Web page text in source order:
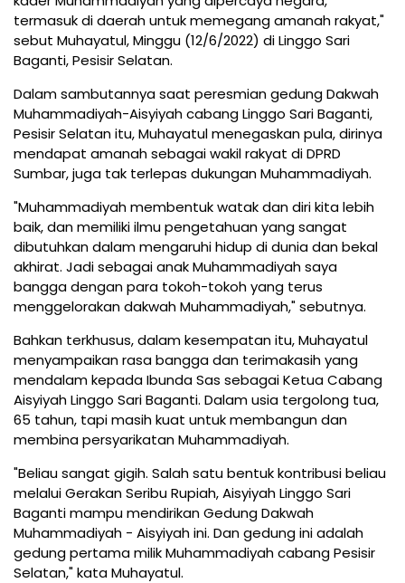
termasuk di daerah untuk memegang amanah rakyat,"
sebut Muhayatul, Minggu (12/6/2022) di Linggo Sari
Baganti, Pesisir Selatan.
Dalam sambutannya saat peresmian gedung Dakwah
Muhammadiyah-Aisyiyah cabang Linggo Sari Baganti,
Pesisir Selatan itu, Muhayatul menegaskan pula, dirinya
mendapat amanah sebagai wakil rakyat di DPRD
Sumbar, juga tak terlepas dukungan Muhammadiyah.
"Muhammadiyah membentuk watak dan diri kita lebih
baik, dan memiliki ilmu pengetahuan yang sangat
dibutuhkan dalam mengaruhi hidup di dunia dan bekal
akhirat. Jadi sebagai anak Muhammadiyah saya
bangga dengan para tokoh-tokoh yang terus
menggelorakan dakwah Muhammadiyah," sebutnya.
Bahkan terkhusus, dalam kesempatan itu, Muhayatul
menyampaikan rasa bangga dan terimakasih yang
mendalam kepada Ibunda Sas sebagai Ketua Cabang
Aisyiyah Linggo Sari Baganti. Dalam usia tergolong tua,
65 tahun, tapi masih kuat untuk membangun dan
membina persyarikatan Muhammadiyah.
"Beliau sangat gigih. Salah satu bentuk kontribusi beliau
melalui Gerakan Seribu Rupiah, Aisyiyah Linggo Sari
Baganti mampu mendirikan Gedung Dakwah
Muhammadiyah - Aisyiyah ini. Dan gedung ini adalah
gedung pertama milik Muhammadiyah cabang Pesisir
Selatan," kata Muhayatul.